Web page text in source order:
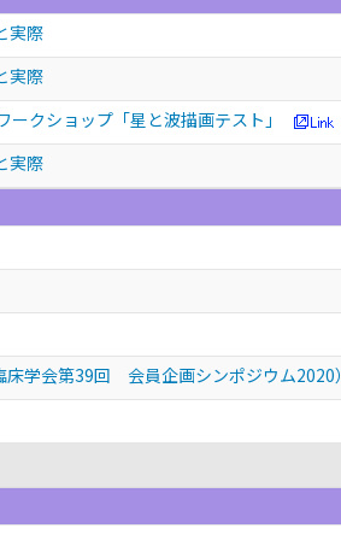
実際
実際
クショップ「星と波描画テスト」
実際
学会第39回 会員企画シンポジウム2020）